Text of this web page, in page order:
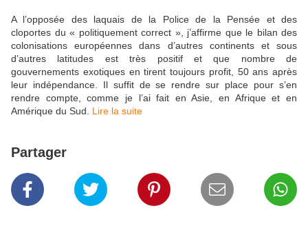
A l’opposée des laquais de la Police de la Pensée et des
cloportes du « politiquement correct », j’affirme que le bilan des
colonisations européennes dans d’autres continents et sous
d’autres latitudes est très positif et que nombre de
gouvernements exotiques en tirent toujours profit, 50 ans après
leur indépendance. Il suffit de se rendre sur place pour s’en
rendre compte, comme je l’ai fait en Asie, en Afrique et en
Amérique du Sud. Lire la suite
Partager